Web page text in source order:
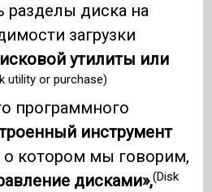
разделы диска на
загрузки
утилиты или
utility or purchase)
программного
инструмент
о котором мы говорим,
дисками»,(Disk